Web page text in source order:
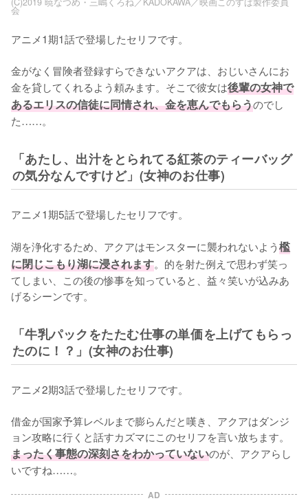
会
アニメ1期1話で登場したセリフです。
金がなく冒険者登録すらできないアクアは、おじいさんにお
金を貸してくれるよう頼みます。そこで彼女は後輩の女神で
あるエリスの信徒に同情され、金を恵んでもらうのでし
た……。
「あたし、出汁をとられてる紅茶のティーバッグ
の気分なんですけど」(女神のお仕事)
アニメ1期5話で登場したセリフです。
湖を浄化するため、アクアはモンスターに襲われないよう檻
に閉じこもり湖に浸されます。的を射た例えで思わず笑っ
てしまい、この後の惨事を知っていると、益々笑いが込みあ
げるシーンです。
「牛乳パックをたたむ仕事の単価を上げてもらっ
たのに！？」(女神のお仕事)
アニメ2期3話で登場したセリフです。
借金が国家予算レベルまで膨らんだと嘆き、アクアはダンジ
ョン攻略に行くと話すカズマにこのセリフを言い放ちます。
まったく事態の深刻さをわかっていないのが、アクアらし
いですね……。
AD